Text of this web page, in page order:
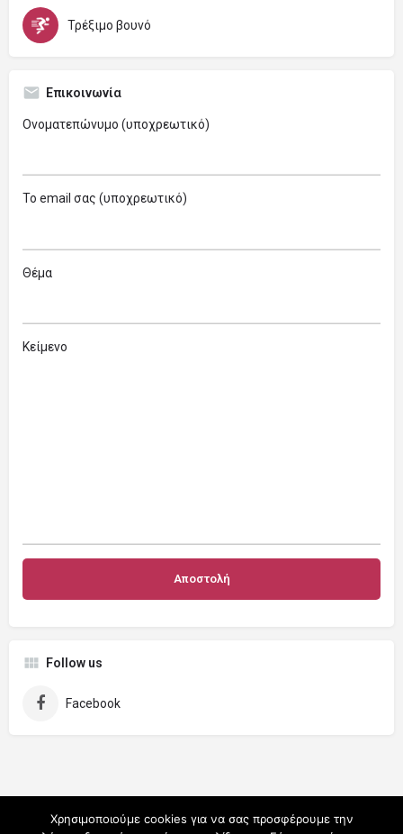
Τρέξιμο βουvό
Επικοινωνία
Ονοματεπώνυμο (υποχρεωτικό)
Το email σας (υποχρεωτικό)
Θέμα
Κείμενο
Follow us
Facebook
Χρησιμοποιούμε cookies για να σας προσφέρουμε την